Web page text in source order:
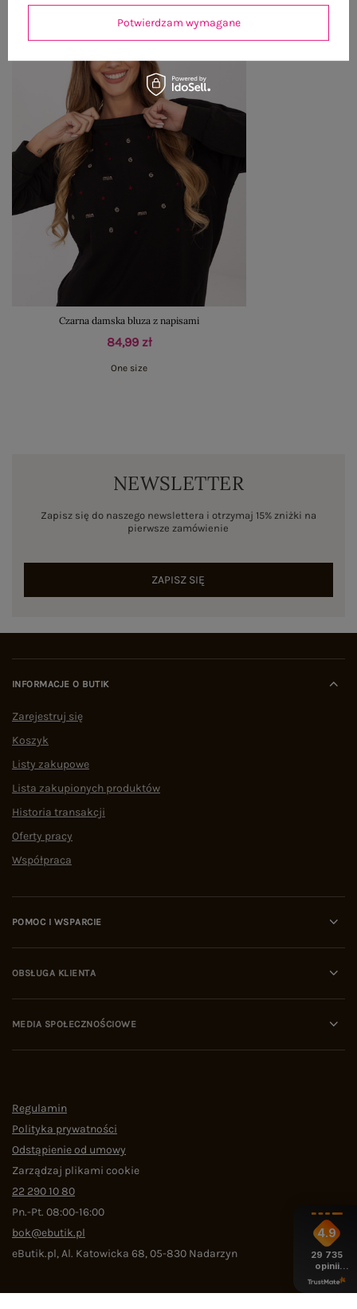
Czarna damska bluza z napisami
84,99 zł
One size
NEWSLETTER
Zapisz się do naszego newslettera i otrzymaj 15% zniżki na
pierwsze zamówienie
ZAPISZ SIĘ
INFORMACJE O BUTIK
Zarejestruj się
Koszyk
Listy zakupowe
Lista zakupionych produktów
Historia transakcji
Oferty pracy
Współpraca
POMOC I WSPARCIE
OBSŁUGA KLIENTA
MEDIA SPOŁECZNOŚCIOWE
Regulamin
Polityka prywatności
Odstąpienie od umowy
Zarządzaj plikami cookie
22 290 10 80
Pn.-Pt. 08:00-16:00
bok@ebutik.pl
eButik.pl,Al. Katowicka 68,05-830 Nadarzyn
4.9
29 735
opinii
z całego
Potwierdzam wymagane